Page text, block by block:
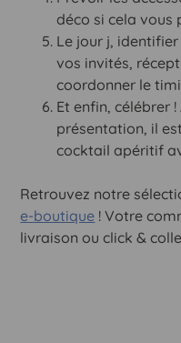
déco si cela vous
Le jour j,
vos invités,
coordonner le
Et enfin, célébrer
présentation, il
cocktail apéritif
Retrouvez notre
e-boutique ! Votre
livraison ou click &